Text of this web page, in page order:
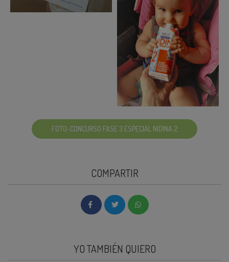
FOTO-CONCURSO FASE 3 ESPECIAL NIDINA 2
COMPARTIR
YO TAMBIÉN QUIERO